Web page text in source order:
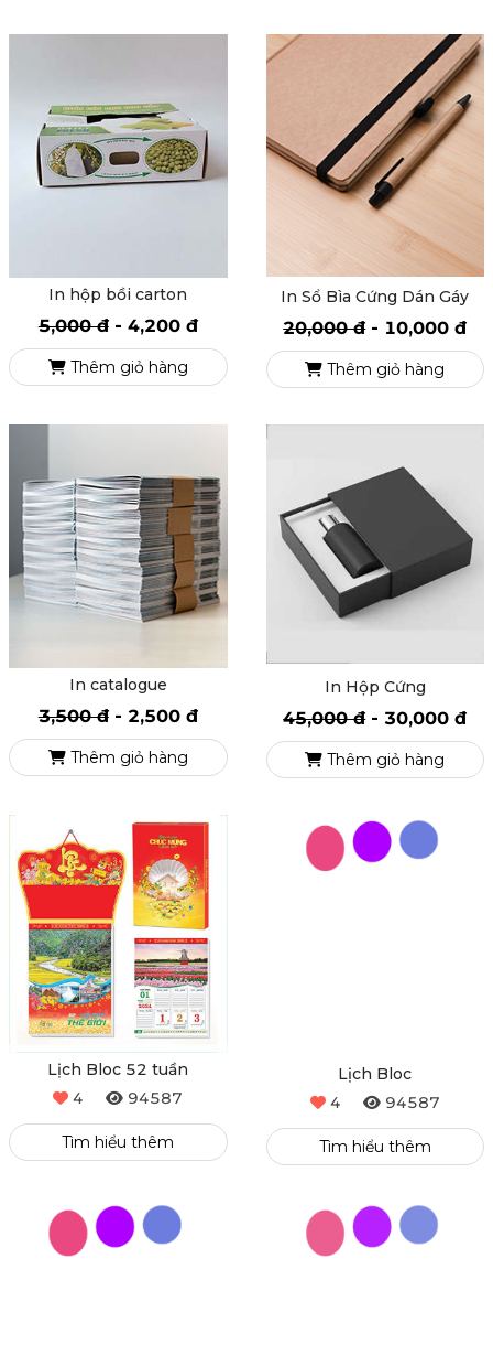
In hộp bồi carton
5,000 đ - 4,200 đ
Thêm giỏ hàng
In Sổ Bìa Cứng Dán Gáy
20,000 đ - 10,000 đ
Thêm giỏ hàng
In catalogue
3,500 đ - 2,500 đ
Thêm giỏ hàng
In Hộp Cứng
45,000 đ - 30,000 đ
Thêm giỏ hàng
Lịch Bloc 52 tuần
4
94587
Tìm hiểu thêm
Lịch Bloc
4
94587
Tìm hiểu thêm